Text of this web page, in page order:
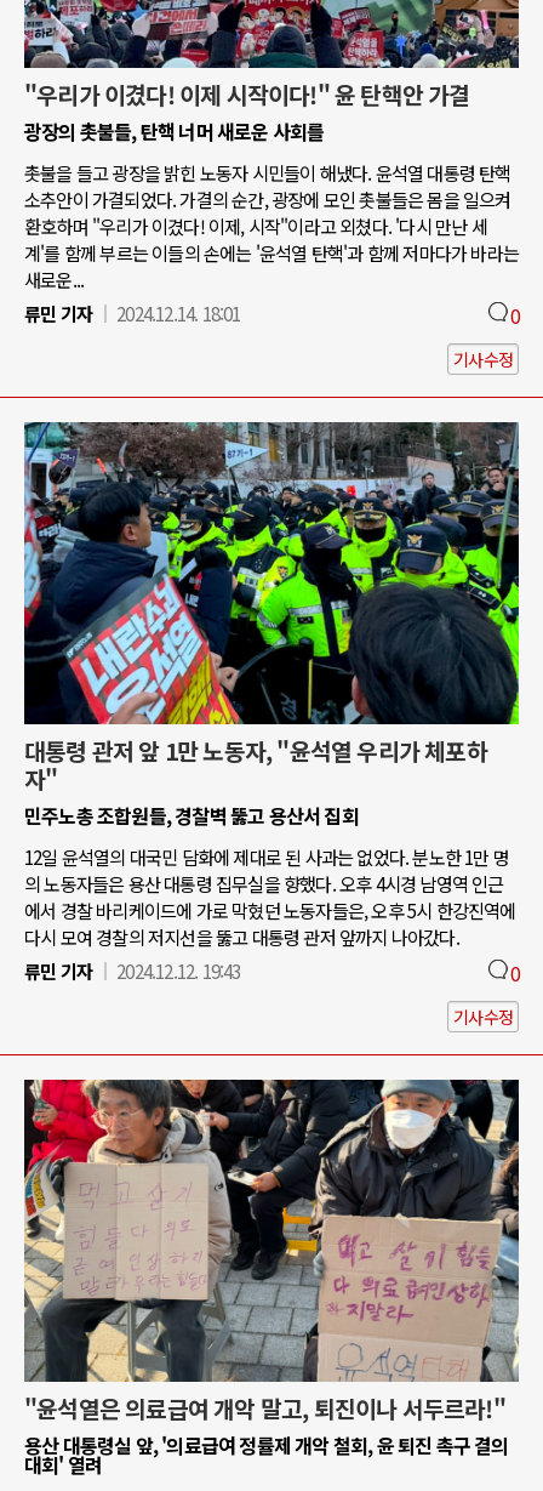
"우리가 이겼다! 이제 시작이다!" 윤 탄핵안 가결
광장의 촛불들, 탄핵 너머 새로운 사회를
촛불을 들고 광장을 밝힌 노동자 시민들이 해냈다. 윤석열 대통령 탄핵
소추안이 가결되었다. 가결의 순간, 광장에 모인 촛불들은 몸을 일으켜
환호하며 "우리가 이겼다! 이제, 시작"이라고 외쳤다. '다시 만난 세
계'를 함께 부르는 이들의 손에는 '윤석열 탄핵'과 함께 저마다가 바라는
새로운...
류민 기자
2024.12.14. 18:01 0
기사수정
대통령 관저 앞 1만 노동자, "윤석열 우리가 체포하
자"
민주노총 조합원들, 경찰벽 뚫고 용산서 집회
12일 윤석열의 대국민 담화에 제대로 된 사과는 없었다. 분노한 1만 명
의 노동자들은 용산 대통령 집무실을 향했다. 오후 4시경 남영역 인근
에서 경찰 바리케이드에 가로 막혔던 노동자들은, 오후 5시 한강진역에
다시 모여 경찰의 저지선을 뚫고 대통령 관저 앞까지 나아갔다.
류민 기자
2024.12.12. 19:43 0
기사수정
"윤석열은 의료급여 개악 말고, 퇴진이나 서두르라!"
용산 대통령실 앞, '의료급여 정률제 개악 철회, 윤 퇴진 촉구 결의
대회' 열려